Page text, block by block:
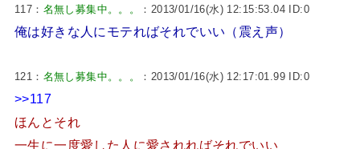
117： 名無し募集中。。。 ：2013/01/16(水) 12:15:53.04 ID:0
俺は好きな人にモテればそれでいい（震え声）
121： 名無し募集中。。。 ：2013/01/16(水) 12:17:01.99 ID:0
>>117
ほんとそれ
一生に一度愛した人に愛されればそれでいい